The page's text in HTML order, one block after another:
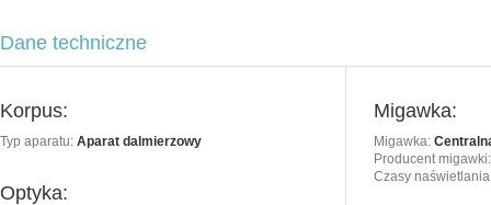
Dane techniczne
Korpus:
Typ aparatu: Aparat dalmierzowy
Optyka:
Migawka:
Migawka:
Producent migawki:
Czasy